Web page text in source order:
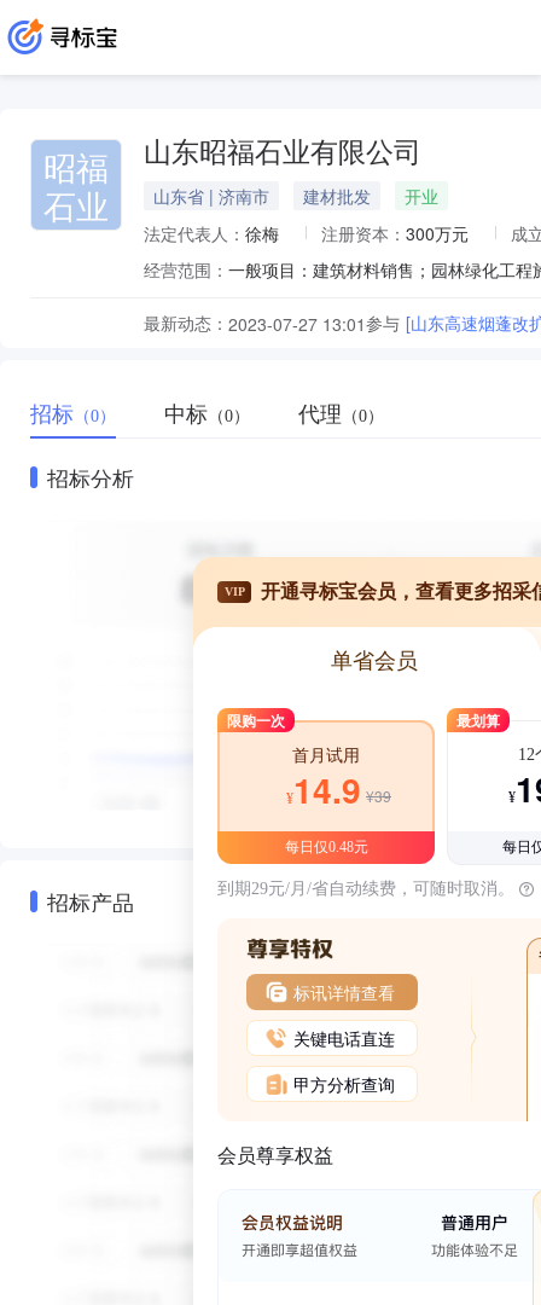
昭福
石业
山东昭福石业有限公司
山东省 | 济南市 建材批发
开业
法定代表人： 徐梅 注册资本： 300万元
成
经营范围：
最新动态： 2023-07-27 13:01参与 [山东高速烟蓬改
招标 （0） 中标 （0） 代理 （0）
招标分析
招标产品
VIP 开通寻标宝会员，查看更多招采
单省会员
限购一次
首月试用
¥14.9 ¥39
每日仅0.48元
最划算
12
¥
每日
到期29元/月/省自动续费，可随时取消。
标讯详情查看
关键电话直连
甲方分析查询
会员尊享权益